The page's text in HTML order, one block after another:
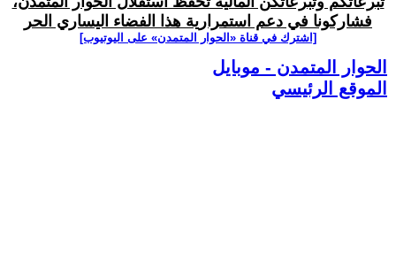
فشاركونا في دعم استمرارية هذا الفضاء اليساري الحر
[اشترك في قناة ‫«الحوار المتمدن» على اليوتيوب]
الحوار المتمدن - موبايل
الموقع الرئيسي